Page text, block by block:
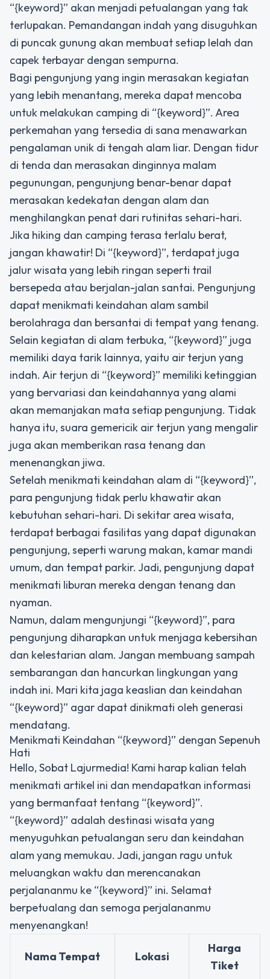
“{keyword}” akan menjadi petualangan yang tak
terlupakan. Pemandangan indah yang disuguhkan
di puncak gunung akan membuat setiap lelah dan
capek terbayar dengan sempurna.
Bagi pengunjung yang ingin merasakan kegiatan
yang lebih menantang, mereka dapat mencoba
untuk melakukan camping di “{keyword}”. Area
perkemahan yang tersedia di sana menawarkan
pengalaman unik di tengah alam liar. Dengan tidur
di tenda dan merasakan dinginnya malam
pegunungan, pengunjung benar-benar dapat
merasakan kedekatan dengan alam dan
menghilangkan penat dari rutinitas sehari-hari.
Jika hiking dan camping terasa terlalu berat,
jangan khawatir! Di “{keyword}”, terdapat juga
jalur wisata yang lebih ringan seperti trail
bersepeda atau berjalan-jalan santai. Pengunjung
dapat menikmati keindahan alam sambil
berolahraga dan bersantai di tempat yang tenang.
Selain kegiatan di alam terbuka, “{keyword}” juga
memiliki daya tarik lainnya, yaitu air terjun yang
indah. Air terjun di “{keyword}” memiliki ketinggian
yang bervariasi dan keindahannya yang alami
akan memanjakan mata setiap pengunjung. Tidak
hanya itu, suara gemericik air terjun yang mengalir
juga akan memberikan rasa tenang dan
menenangkan jiwa.
Setelah menikmati keindahan alam di “{keyword}”,
para pengunjung tidak perlu khawatir akan
kebutuhan sehari-hari. Di sekitar area wisata,
terdapat berbagai fasilitas yang dapat digunakan
pengunjung, seperti warung makan, kamar mandi
umum, dan tempat parkir. Jadi, pengunjung dapat
menikmati liburan mereka dengan tenang dan
nyaman.
Namun, dalam mengunjungi “{keyword}”, para
pengunjung diharapkan untuk menjaga kebersihan
dan kelestarian alam. Jangan membuang sampah
sembarangan dan hancurkan lingkungan yang
indah ini. Mari kita jaga keaslian dan keindahan
“{keyword}” agar dapat dinikmati oleh generasi
mendatang.
Menikmati Keindahan “{keyword}” dengan Sepenuh
Hati
Hello, Sobat Lajurmedia! Kami harap kalian telah
menikmati artikel ini dan mendapatkan informasi
yang bermanfaat tentang “{keyword}”.
“{keyword}” adalah destinasi wisata yang
menyuguhkan petualangan seru dan keindahan
alam yang memukau. Jadi, jangan ragu untuk
meluangkan waktu dan merencanakan
perjalananmu ke “{keyword}” ini. Selamat
berpetualang dan semoga perjalananmu
menyenangkan!
Nama Tempat Lokasi
Harga
Tiket